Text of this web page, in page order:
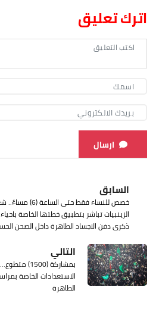
اترك تعليق
ارسال
السابق
خصص للنساء فقط حتى الساعة
الزينبيات تباشر بتطبيق خطتها الخاصة
ذكرى دفن الاجساد الطاهرة داخل الصحن
التالي
بمشاركة
الاستعدادات الخاصة
الطاهرة